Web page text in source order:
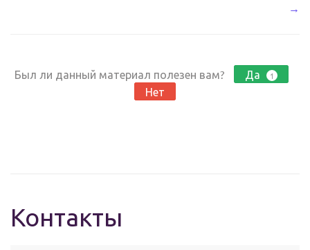
→
Был ли данный материал полезен вам? Да 1
Нет
Контакты